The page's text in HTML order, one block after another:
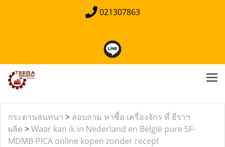
021307863
กระดานสนทนา > สอบถาม หาซื้อ เครื่องจักร ที่ ธีราฯ
ผลิต >Waar kan ik in Nederland en België pure 5F-
MDMB-PICA online kopen zonder recept